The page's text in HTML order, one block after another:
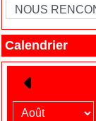
Calendrier